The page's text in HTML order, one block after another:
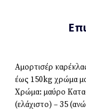
Αμορτισέρ
έως 150kg χρώμα
Χρώμα: μαύρο
(ελάχιστο) – 35